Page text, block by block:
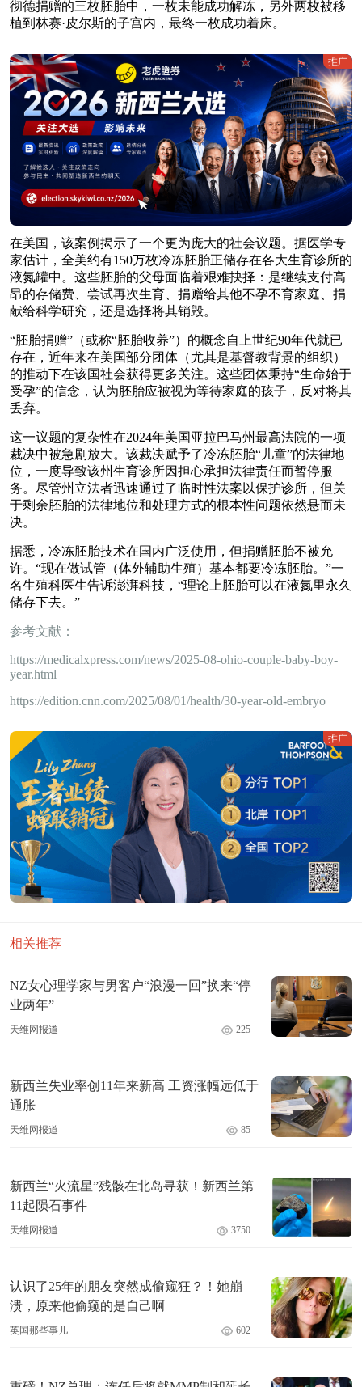
彻德捐赠的三枚胚胎中，一枚未能成功解冻，另外两枚被移
植到林赛·皮尔斯的子宫内，最终一枚成功着床。
推广
在美国，该案例揭示了一个更为庞大的社会议题。据医学专
家估计，全美约有150万枚冷冻胚胎正储存在各大生育诊所的
液氮罐中。这些胚胎的父母面临着艰难抉择：是继续支付高
昂的存储费、尝试再次生育、捐赠给其他不孕不育家庭、捐
献给科学研究，还是选择将其销毁。
“胚胎捐赠”（或称“胚胎收养”）的概念自上世纪90年代就已
存在，近年来在美国部分团体（尤其是基督教背景的组织）
的推动下在该国社会获得更多关注。这些团体秉持“生命始于
受孕”的信念，认为胚胎应被视为等待家庭的孩子，反对将其
丢弃。
这一议题的复杂性在2024年美国亚拉巴马州最高法院的一项
裁决中被急剧放大。该裁决赋予了冷冻胚胎“儿童”的法律地
位，一度导致该州生育诊所因担心承担法律责任而暂停服
务。尽管州立法者迅速通过了临时性法案以保护诊所，但关
于剩余胚胎的法律地位和处理方式的根本性问题依然悬而未
决。
据悉，冷冻胚胎技术在国内广泛使用，但捐赠胚胎不被允
许。“现在做试管（体外辅助生殖）基本都要冷冻胚胎。”一
名生殖科医生告诉澎湃科技，“理论上胚胎可以在液氮里永久
储存下去。”
参考文献：
https://medicalxpress.com/news/2025-08-ohio-couple-baby-boy-
year.html
https://edition.cnn.com/2025/08/01/health/30-year-old-embryo
推广
相关推荐
NZ女心理学家与男客户“浪漫一回”换来“停
业两年”
天维网报道 225
新西兰失业率创11年来新高 工资涨幅远低于
通胀
天维网报道 85
新西兰“火流星”残骸在北岛寻获！新西兰第
11起陨石事件
天维网报道 3750
认识了25年的朋友突然成偷窥狂？！她崩
溃，原来他偷窥的是自己啊
英国那些事儿 602